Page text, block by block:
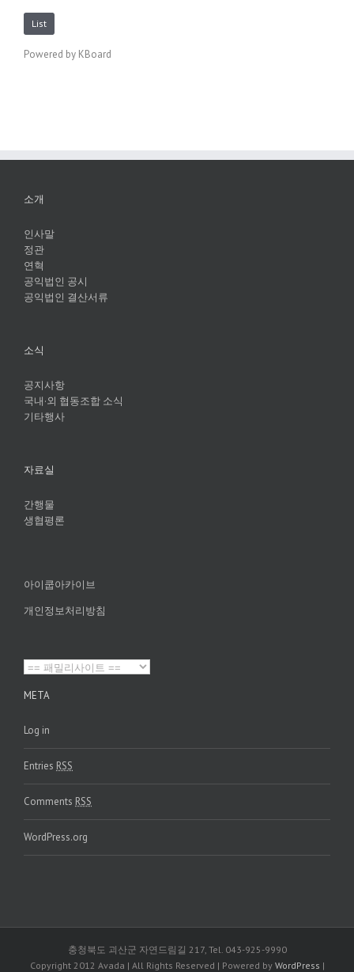
List
Powered by KBoard
소개
인사말
정관
연혁
공익법인 공시
공익법인 결산서류
소식
공지사항
국내·외 협동조합 소식
기타행사
자료실
간행물
생협평론
아이쿱아카이브
개인정보처리방침
META
Log in
Entries RSS
Comments RSS
WordPress.org
충청북도 괴산군 자연드림길 217, Tel. 043-925-9990
Copyright 2012 Avada | All Rights Reserved | Powered by WordPress |